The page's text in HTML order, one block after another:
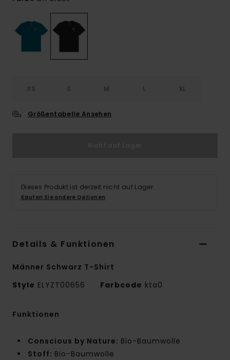
XS S M L XL
Größentabelle Ansehen
Dieses Produkt ist derzeit nicht auf Lager.
Kaufen Sie andere Optionen
Details & Funktionen
Männer Schwarz T-Shirt
Style ELYZT00656 Farbcode kta0
Funktionen
Conscious by Nature: Bio-Baumwolle
Stoff: Bio-Baumwolle